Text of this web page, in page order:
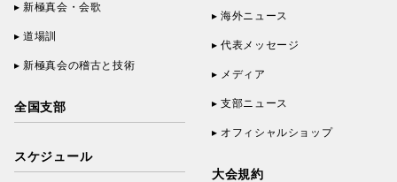
新極真会・会歌
道場訓
新極真会の稽古と技術
全国支部
スケジュール
海外ニュース
代表メッセージ
メディア
支部ニュース
オフィシャルショップ
大会規約